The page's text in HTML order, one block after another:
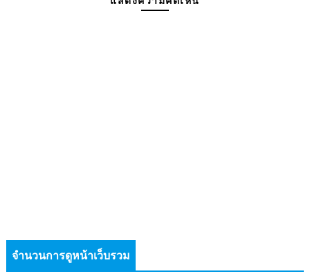
จำนวนการดูหน้าเว็บรวม